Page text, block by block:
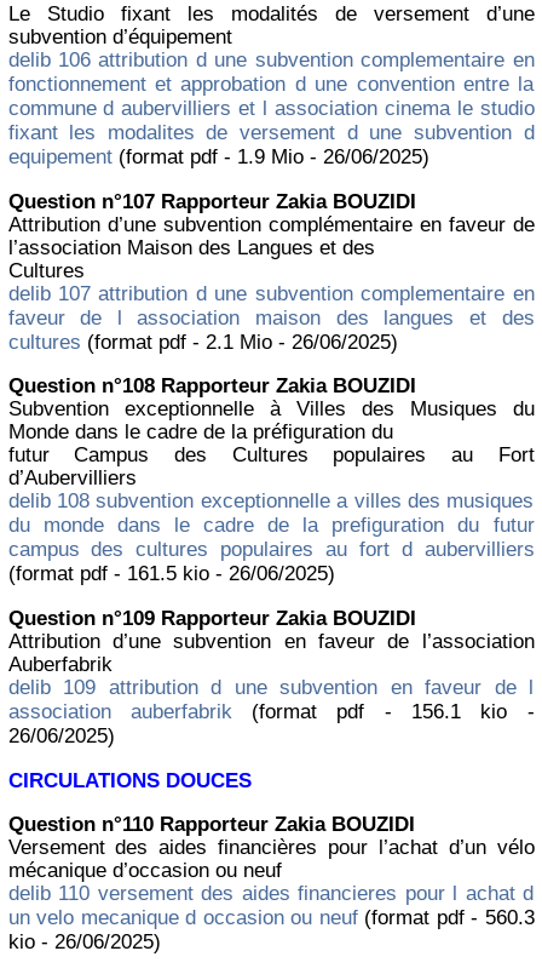
Le Studio fixant les modalités de versement d’une
subvention d’équipement
delib 106 attribution d une subvention complementaire en
fonctionnement et approbation d une convention entre la
commune d aubervilliers et l association cinema le studio
fixant les modalites de versement d une subvention d
equipement(format pdf - 1.9 Mio - 26/06/2025)
Question n°107 Rapporteur Zakia BOUZIDI
Attribution d’une subvention complémentaire en faveur de
l’association Maison des Langues et des
Cultures
delib 107 attribution d une subvention complementaire en
faveur de l association maison des langues et des
cultures (format pdf - 2.1 Mio - 26/06/2025)
Question n°108 Rapporteur Zakia BOUZIDI
Subvention exceptionnelle à Villes des Musiques du
Monde dans le cadre de la préfiguration du
futur Campus des Cultures populaires au Fort
d’Aubervilliers
delib 108 subvention exceptionnelle a villes des musiques
du monde dans le cadre de la prefiguration du futur
campus des cultures populaires au fort d aubervilliers
(format pdf - 161.5 kio - 26/06/2025)
Question n°109 Rapporteur Zakia BOUZIDI
Attribution d’une subvention en faveur de l’association
Auberfabrik
delib 109 attribution d une subvention en faveur de l
association auberfabrik(format pdf - 156.1 kio -
26/06/2025)
CIRCULATIONS DOUCES
Question n°110 Rapporteur Zakia BOUZIDI
Versement des aides financières pour l’achat d’un vélo
mécanique d’occasion ou neuf
delib 110 versement des aides financieres pour l achat d
un velo mecanique d occasion ou neuf(format pdf - 560.3
kio - 26/06/2025)